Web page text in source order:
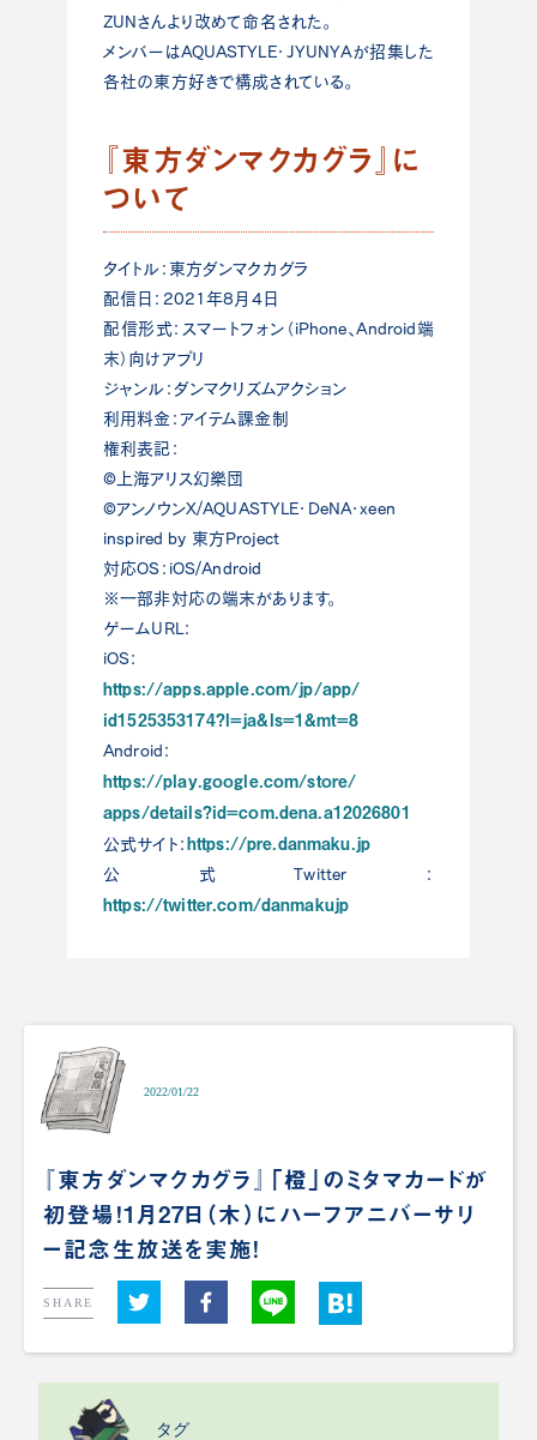
ZUNさんより改めて命名された。
メンバーはAQUASTYLE・JYUNYAが招集した
各社の東方好きで構成されている。
『東方ダンマクカグラ』に
ついて
タイトル：東方ダンマクカグラ
配信日：2021年8月4日
配信形式：スマートフォン（iPhone、Android端
末）向けアプリ
ジャンル：ダンマクリズムアクション
利用料金：アイテム課金制
権利表記：
©上海アリス幻樂団
©アンノウンX/AQUASTYLE・DeNA・xeen
inspired by 東方Project
対応OS：iOS/Android
※一部非対応の端末があります。
ゲームURL：
iOS：
https://apps.apple.com/jp/app/
id1525353174?l=ja&ls=1&mt=8
Android：
https://play.google.com/store/
apps/details?id=com.dena.a12026801
公式サイト： https://pre.danmaku.jp
公式Twitter：
https://twitter.com/danmakujp
2022/01/22
『東方ダンマクカグラ』「橙」のミタマカードが
初登場！1月27日（木）にハーフアニバーサリ
ー記念生放送を実施！
SHARE
タグ